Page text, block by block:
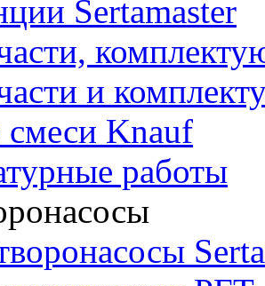
Sertamaster
и
смеси Knauf
работы